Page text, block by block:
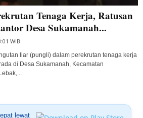
Tenaga Kerja, Ratusan
Desa Sukamanah...
WIB
liar (pungli) dalam perekrutan tenaga kerja
di Desa Sukamanah, Kecamatan
lewat